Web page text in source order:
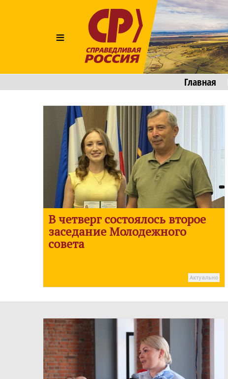
≡
Главная
В четверг состоялось второе
заседание Молодежного
совета
Актуально